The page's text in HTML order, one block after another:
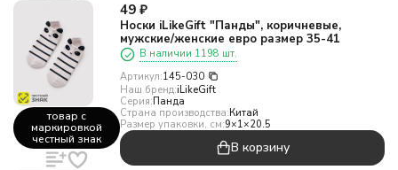
товар с
маркировкой
честный знак
49 ₽
Носки iLikeGift "Панды", коричневые,
мужские/женские евро размер 35-41
В наличии 1198 шт.
Артикул:145-030
Наш бренд:iLikeGift
Серия:Панда
Страна производства:Китай
Размер упаковки, см:9×1×20.5
В корзину